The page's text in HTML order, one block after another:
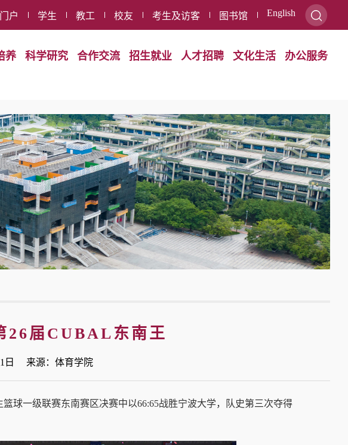
门户 学生 教工 校友 考生及访客 图书馆 English
养 科学研究 合作交流 招生就业 人才招聘 文化生活 办公服务
26届CUBAL东南王
日 来源：体育学院
球一级联赛东南赛区决赛中以66:65战胜宁波大学，队史第三次夺得